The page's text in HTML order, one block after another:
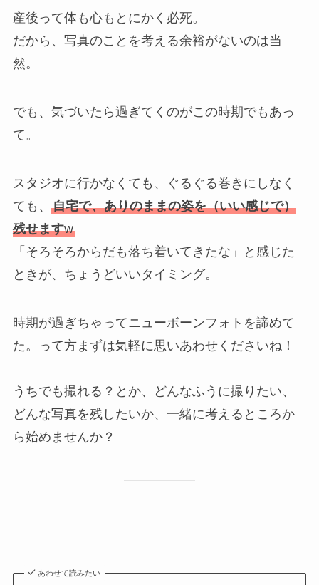
産後って体も心もとにかく必死。
だから、写真のことを考える余裕がないのは当
然。
でも、気づいたら過ぎてくのがこの時期でもあっ
て。
スタジオに行かなくても、ぐるぐる巻きにしなく
ても、 自宅で、ありのままの姿を（いい感じで）
残せますw
「そろそろからだも落ち着いてきたな」と感じた
ときが、ちょうどいいタイミング。
時期が過ぎちゃってニューボーンフォトを諦めて
た。って方まずは気軽に思いあわせくださいね！
うちでも撮れる？とか、どんなふうに撮りたい、
どんな写真を残したいか、一緒に考えるところか
ら始めませんか？
あわせて読みたい